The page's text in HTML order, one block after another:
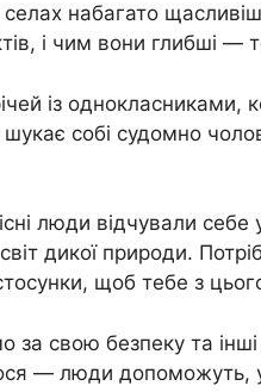
набагато
і чим вони глибші —
із однокласниками,
собі судомно
люди відчували себе
дикої природи.
щоб тебе з
за свою безпеку та
— люди допоможуть, у